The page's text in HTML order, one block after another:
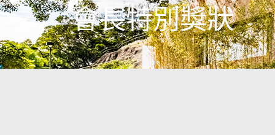
會長特別獎狀